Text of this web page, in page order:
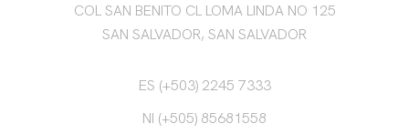
COL SAN BENITO CL LOMA LINDA NO 125
SAN SALVADOR, SAN SALVADOR
ES (+503) 2245 7333
NI (+505) 85681558